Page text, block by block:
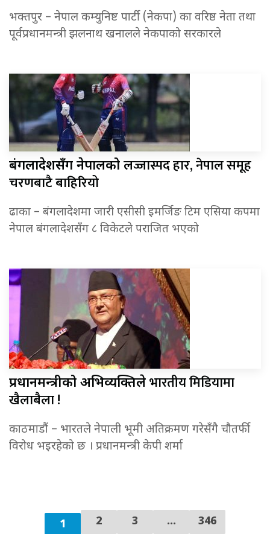
भक्तपुर – नेपाल कम्युनिष्ट पार्टी (नेकपा) का वरिष्ठ नेता तथा
पूर्वप्रधानमन्त्री झलनाथ खनालले नेकपाको सरकारले
बंगलादेशसँग नेपालको लज्जास्पद हार, नेपाल समूह
चरणबाटै बाहिरियो
ढाका – बंगलादेशमा जारी एसीसी इमर्जिङ टिम एसिया कपमा
नेपाल बंगलादेशसँग ८ विकेटले पराजित भएको
प्रधानमन्त्रीको अभिव्यक्तिले भारतीय मिडियामा
खैलाबैला !
काठमाडौं – भारतले नेपाली भूमी अतिक्रमण गरेसँगै चौतर्फी
विरोध भइरहेको छ । प्रधानमन्त्री केपी शर्मा
1 2 3 ... 346